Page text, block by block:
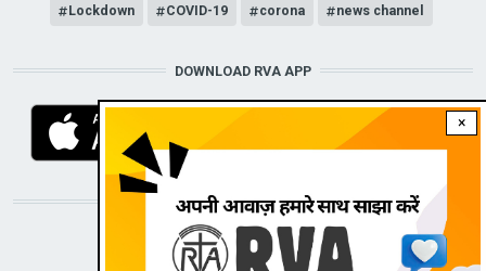
×
Lockdown COVID-19 corona news channel
DOWNLOAD RVA APP
STAY CONNECTED WITH US!